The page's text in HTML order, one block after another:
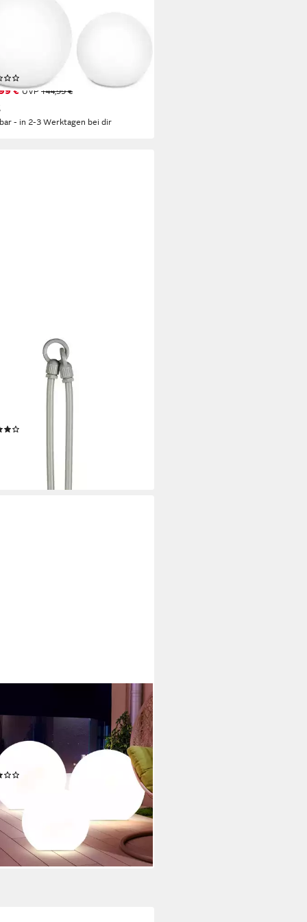
Warmweiß, RGB, mit
€ UVP144,99 €
- in 2-3 Werktagen bei dir
Solarleuchte Ollira, LED-Solar
Ø 20 cm, hängend, RGB,
LED-
fest verbaut, 3er Set
Solar Außen Leuchten Balkon
Garten Deko Steck
€
- in 2-3 Werktagen bei dir